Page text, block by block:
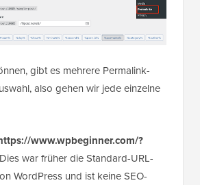
gibt es mehrere Permalink-
also gehen wir jede einzelne
www.wpbeginner.com/?
war früher die Standard-URL-
WordPress und ist keine SEO-